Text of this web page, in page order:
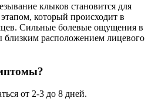
клыков становится для
который происходит в
Сильные болевые ощущения в
близким расположением лицевого
от 2-3 до 8 дней.